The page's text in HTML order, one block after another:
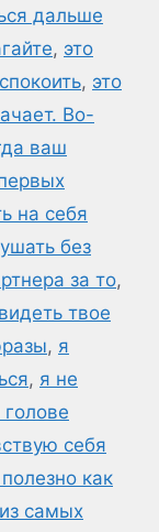
дальше
, это
, это
Во-
ваш
на себя
без
за то,
твое
, я
, я не
себя
как
самых